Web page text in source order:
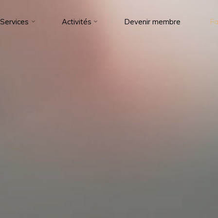
Services Activités Devenir membre